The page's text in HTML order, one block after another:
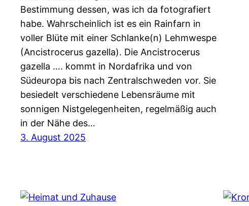
Bestimmung dessen, was ich da fotografiert
habe. Wahrscheinlich ist es ein Rainfarn in
voller Blüte mit einer Schlanke(n) Lehmwespe
(Ancistrocerus gazella). Die Ancistrocerus
gazella …. kommt in Nordafrika und von
Südeuropa bis nach Zentralschweden vor. Sie
besiedelt verschiedene Lebensräume mit
sonnigen Nistgelegenheiten, regelmäßig auch
in der Nähe des…
3. August 2025